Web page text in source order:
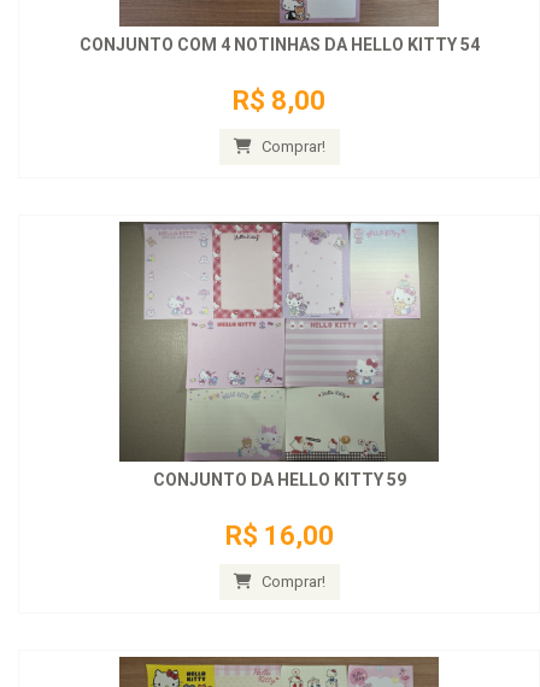
CONJUNTO COM 4 NOTINHAS DA HELLO KITTY 54
R$ 8,00
Comprar!
CONJUNTO DA HELLO KITTY 59
R$ 16,00
Comprar!